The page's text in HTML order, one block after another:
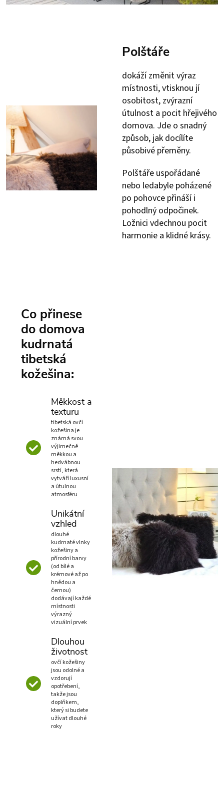
Polštáře
dokáží změnit výraz
místnosti, vtisknou jí
osobitost, zvýrazní
útulnost a pocit hřejivého
domova. Jde o snadný
způsob, jak docílíte
působivé přeměny.
Polštáře uspořádané
nebo ledabyle poházené
po pohovce přináší i
pohodlný odpočinek.
Ložnici vdechnou pocit
harmonie a klidné krásy.
Co přinese
do domova
kudrnatá
tibetská
kožešina:
Měkkost a
texturu
tibetská ovčí
kožešina je
známá svou
výjimečně
měkkou a
hedvábnou
srstí, která
vytváří luxusní
a útulnou
atmosféru
Unikátní
vzhled
dlouhé
kudrnaté vlnky
kožešiny a
přírodní barvy
(od bílé a
krémové až po
hnědou a
černou)
dodávají každé
místnosti
výrazný
vizuální prvek
Dlouhou
životnost
ovčí kožešiny
jsou odolné a
vzdorují
opotřebení,
takže jsou
doplňkem,
který si budete
užívat dlouhé
roky